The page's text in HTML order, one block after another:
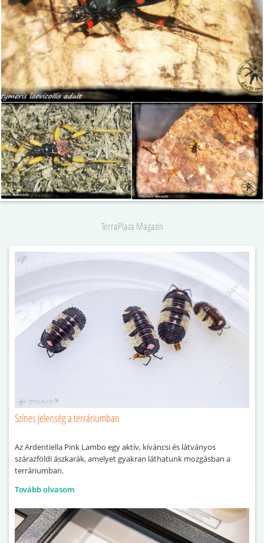
TerraPlaza Magazin
Színes jelenség a terráriumban
Az Ardentiella Pink Lambo egy aktív, kíváncsi és látványos
szárazföldi ászkarák, amelyet gyakran láthatunk mozgásban a
terráriumban.
Tovább olvasom